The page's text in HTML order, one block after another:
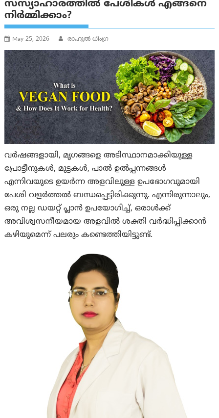
സസ്യാഹാരത്തിൽ പേശികൾ എങ്ങനെ
നിർമ്മിക്കാം?
May 25, 2026 രാഹുല്‍ ധിംഗ്ര
വർഷങ്ങളായി, മൃഗങ്ങളെ അടിസ്ഥാനമാക്കിയുള്ള
പ്രോട്ടീനുകൾ, മുട്ടകൾ, പാൽ ഉൽപ്പന്നങ്ങൾ
എന്നിവയുടെ ഉയർന്ന അളവിലുള്ള ഉപഭോഗവുമായി
പേശി വളർത്തൽ ബന്ധപ്പെട്ടിരിക്കുന്നു. എന്നിരുന്നാലും,
ഒരു നല്ല ഡയറ്റ് പ്ലാൻ ഉപയോഗിച്ച്, ഒരാൾക്ക്
അവിശ്വസനീയമായ അളവിൽ ശക്തി വർദ്ധിപ്പിക്കാൻ
കഴിയുമെന്ന് പലരും കണ്ടെത്തിയിട്ടുണ്ട്.